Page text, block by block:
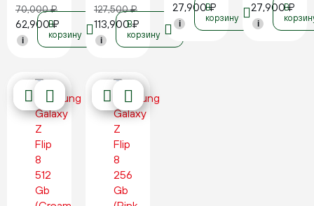
70,000₽
62,900₽
i
В
корзину
127,500₽
113,900₽
i
В
корзину
27,900₽
i
В
корзину
27,900₽
i
В